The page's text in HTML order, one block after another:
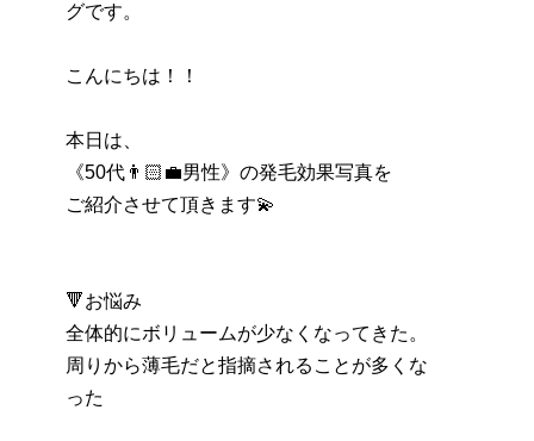
グです。
こんにちは！！
本日は、
《50代👨🏻‍💼男性》の発毛効果写真を
ご紹介させて頂きます💫
🔻お悩み
全体的にボリュームが少なくなってきた。
周りから薄毛だと指摘されることが多くな
った